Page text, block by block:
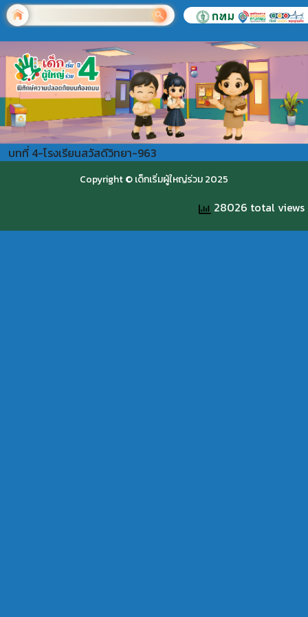
บทที่ 4-โรงเรียนสวัสดีวิทยา-963
Copyright © เด็กเริ่มผู้ใหญ่ร่วม 2025
28026 total views